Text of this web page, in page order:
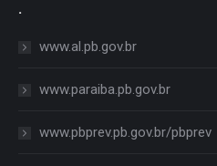
.
www.al.pb.gov.br
www.paraiba.pb.gov.br
www.pbprev.pb.gov.br/pbprev